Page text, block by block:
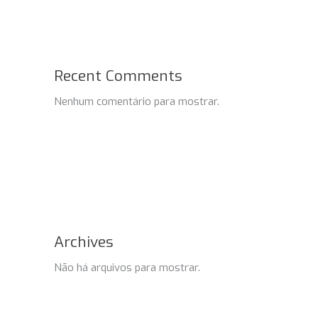
Recent Comments
Nenhum comentário para mostrar.
Archives
Não há arquivos para mostrar.